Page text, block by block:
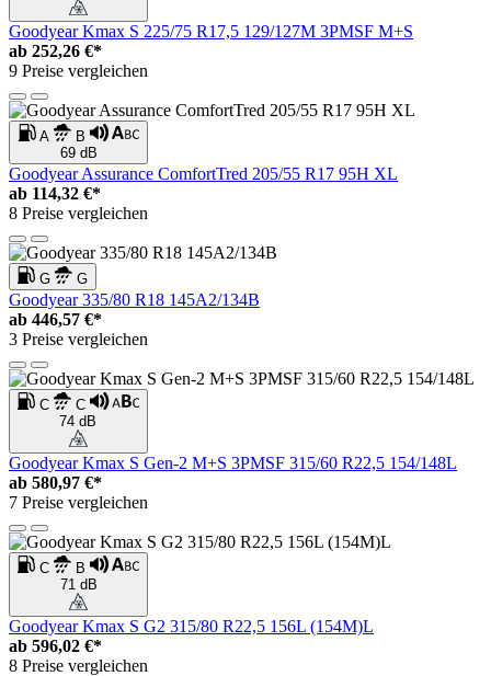
Goodyear Kmax S 225/75 R17,5 129/127M 3PMSF M+S
ab 252,26 €*
9 Preise vergleichen
A
B
69 dB
Goodyear Assurance ComfortTred 205/55 R17 95H XL
ab 114,32 €*
8 Preise vergleichen
G G
Goodyear 335/80 R18 145A2/134B
ab 446,57 €*
3 Preise vergleichen
C
C
74 dB
Goodyear Kmax S Gen-2 M+S 3PMSF 315/60 R22,5 154/148L
ab 580,97 €*
7 Preise vergleichen
C
B
71 dB
Goodyear Kmax S G2 315/80 R22,5 156L (154M)L
ab 596,02 €*
8 Preise vergleichen